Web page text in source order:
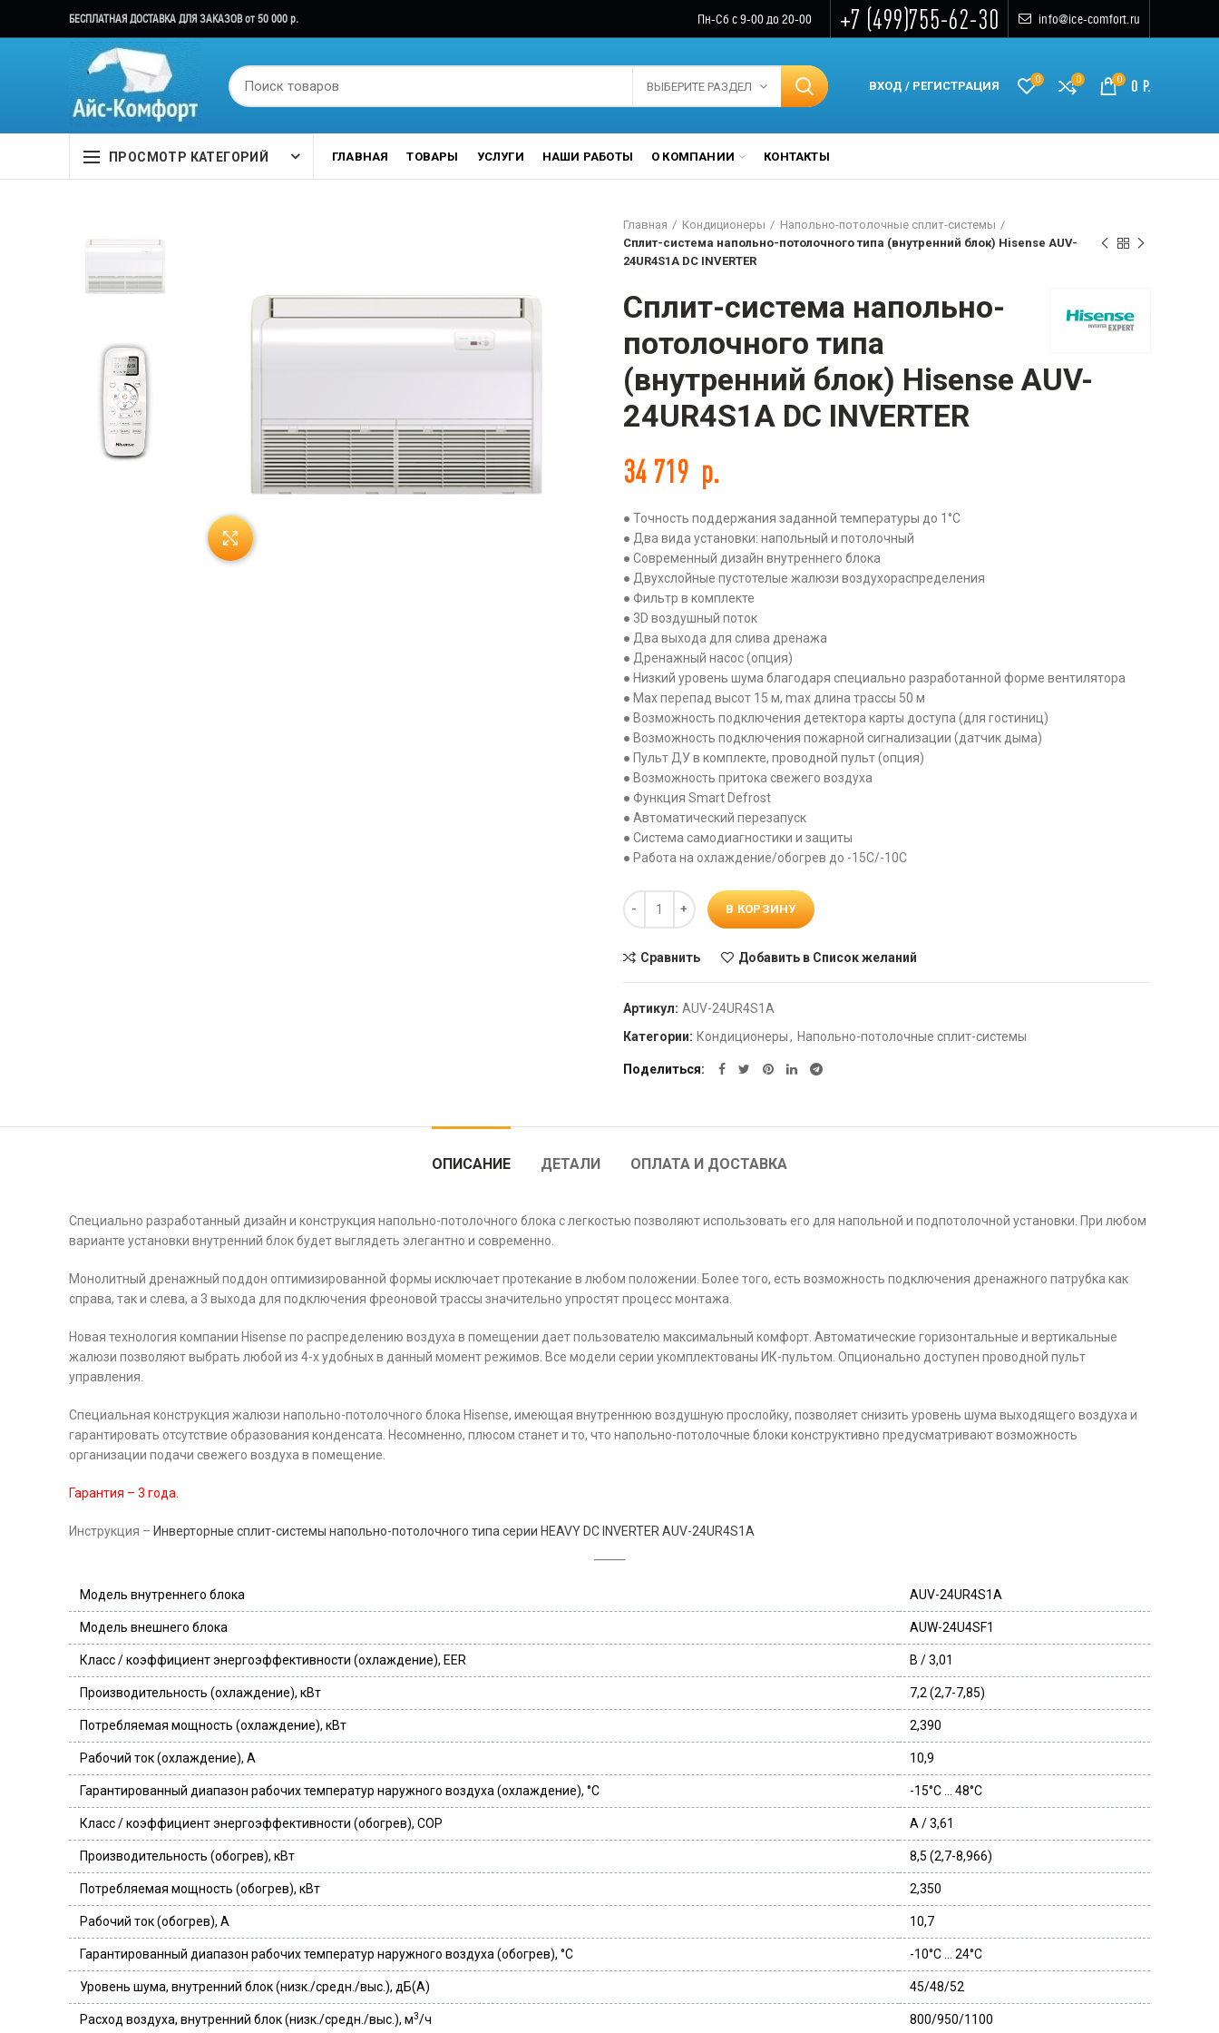
БЕСПЛАТНАЯ ДОСТАВКА ДЛЯ ЗАКАЗОВ от 50 000 р. Пн-Сб с 9-00 до 20-00 +7 (499)755-62-30 info@ice-comfort.ru
ВЫБЕРИТЕ РАЗДЕЛ ВХОД / РЕГИСТРАЦИЯ 0 0 0 0 Р.
ПРОСМОТР КАТЕГОРИЙ ГЛАВНАЯ ТОВАРЫ УСЛУГИ НАШИ РАБОТЫ О КОМПАНИИ КОНТАКТЫ
Нажмите, чтобы увеличить
Главная Кондиционеры
Напольно-потолочные сплит-системы
Сплит-система напольно-потолочного типа (внутренний блок) Hisense AUV-
24UR4S1A DC INVERTER
Сплит-система напольно-
потолочного типа
(внутренний блок) Hisense AUV-
24UR4S1A DC INVERTER
34 719 р.
● Точность поддержания заданной температуры до 1°С
● Два вида установки: напольный и потолочный
● Современный дизайн внутреннего блока
● Двухслойные пустотелые жалюзи воздухораспределения
● Фильтр в комплекте
● 3D воздушный поток
● Два выхода для слива дренажа
● Дренажный насос (опция)
● Низкий уровень шума благодаря специально разработанной форме вентилятора
● Max перепад высот 15 м, max длина трассы 50 м
● Возможность подключения детектора карты доступа (для гостиниц)
● Возможность подключения пожарной сигнализации (датчик дыма)
● Пульт ДУ в комплекте, проводной пульт (опция)
● Возможность притока свежего воздуха
● Функция Smart Defrost
● Автоматический перезапуск
● Система самодиагностики и защиты
● Работа на охлаждение/обогрев до -15С/-10С
Количество
В КОРЗИНУ
Сравнить Добавить в Список желаний
Артикул: AUV-24UR4S1A
Категории: Кондиционеры, Напольно-потолочные сплит-системы
Поделиться
ОПИСАНИЕ ДЕТАЛИ ОПЛАТА И ДОСТАВКА
Специально разработанный дизайн и конструкция напольно-потолочного блока с легкостью позволяют использовать его для напольной и подпотолочной установки. При любом
варианте установки внутренний блок будет выглядеть элегантно и современно.
Монолитный дренажный поддон оптимизированной формы исключает протекание в любом положении. Более того, есть возможность подключения дренажного патрубка как
справа, так и слева, а 3 выхода для подключения фреоновой трассы значительно упростят процесс монтажа.
Новая технология компании Hisense по распределению воздуха в помещении дает пользователю максимальный комфорт. Автоматические горизонтальные и вертикальные
жалюзи позволяют выбрать любой из 4-х удобных в данный момент режимов. Все модели серии укомплектованы ИК-пультом. Опционально доступен проводной пульт
управления.
Специальная конструкция жалюзи напольно-потолочного блока Hisense, имеющая внутреннюю воздушную прослойку, позволяет снизить уровень шума выходящего воздуха и
гарантировать отсутствие образования конденсата. Несомненно, плюсом станет и то, что напольно-потолочные блоки конструктивно предусматривают возможность
организации подачи свежего воздуха в помещение.
Гарантия – 3 года.
Инструкция – Инверторные сплит-системы напольно-потолочного типа серии HEAVY DC INVERTER AUV-24UR4S1A
Модель внутреннего блока AUV-24UR4S1A
Модель внешнего блока AUW-24U4SF1
Класс / коэффициент энергоэффективности (охлаждение), EER B / 3,01
Производительность (охлаждение), кВт 7,2 (2,7-7,85)
Потребляемая мощность (охлаждение), кВт 2,390
Рабочий ток (охлаждение), А 10,9
Гарантированный диапазон рабочих температур наружного воздуха (охлаждение), °С -15°C … 48°C
Класс / коэффициент энергоэффективности (обогрев), COP A / 3,61
Производительность (обогрев), кВт 8,5 (2,7-8,966)
Потребляемая мощность (обогрев), кВт 2,350
Рабочий ток (обогрев), А 10,7
Гарантированный диапазон рабочих температур наружного воздуха (обогрев), °С -10°C … 24°C
Уровень шума, внутренний блок (низк./средн./выс.), дБ(А) 45/48/52
Расход воздуха, внутренний блок (низк./средн./выс.), м3/ч 800/950/1100